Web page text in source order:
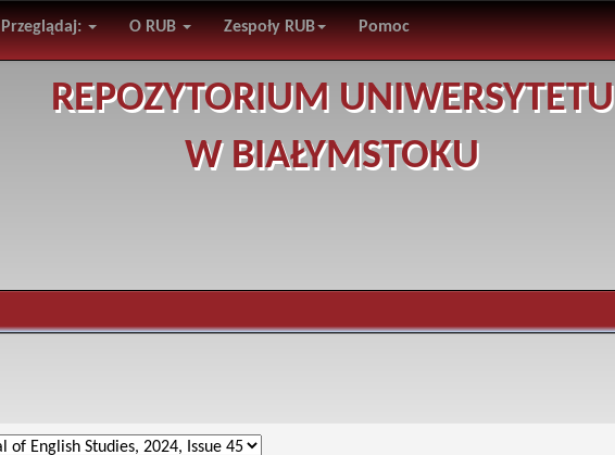
Przeglądaj: O RUB Zespoły RUB Pomoc
REPOZYTORIUM UNIWERSYTETU
W BIAŁYMSTOKU